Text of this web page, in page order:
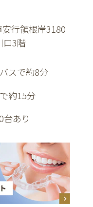
行領根岸3180
口3階
スで約8分
約15分
あり